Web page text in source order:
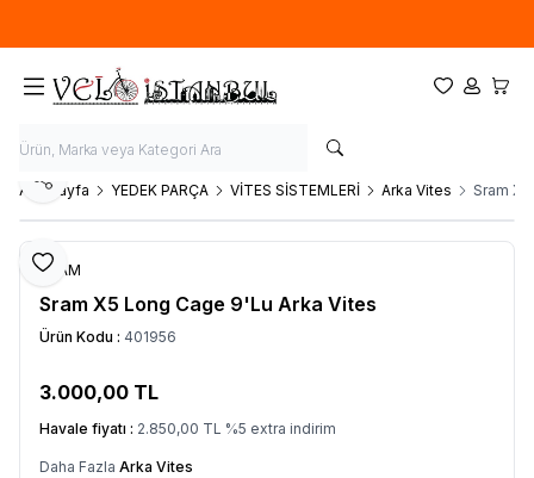
Favorilerim
Hesabım
Ana Sayfa YEDEK PARÇA VİTES SİSTEMLERİ Arka Vites Sram
Favoriye Ekle
Paylaş
SRAM
Sram X5 Long Cage 9'Lu Arka Vites
Ürün Kodu : 401956
3.000,00 TL
Havale fiyatı : 2.850,00 TL %5 extra indirim
Daha Fazla Arka Vites